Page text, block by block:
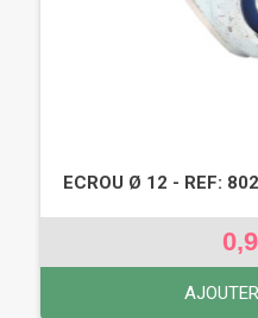
ECROU Ø 12 - REF: